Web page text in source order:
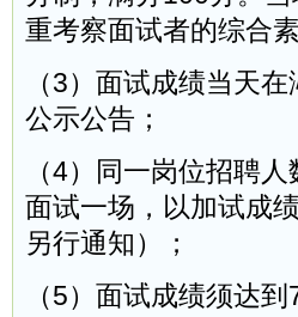
重考察面试者的综合
（3）面试成绩当天
公示公告；
（4）同一岗位招聘
面试一场，以加试成
另行通知）；
（5）面试成绩须达